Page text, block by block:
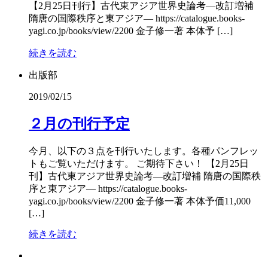
【2月25日刊行】古代東アジア世界史論考―改訂増補
隋唐の国際秩序と東アジア― https://catalogue.books-
yagi.co.jp/books/view/2200 金子修一著 本体予 […]
続きを読む
出版部
2019/02/15
２月の刊行予定
今月、以下の３点を刊行いたします。各種パンフレッ
トもご覧いただけます。 ご期待下さい！ 【2月25日
刊】古代東アジア世界史論考―改訂増補 隋唐の国際秩
序と東アジア― https://catalogue.books-
yagi.co.jp/books/view/2200 金子修一著 本体予価11,000
[…]
続きを読む